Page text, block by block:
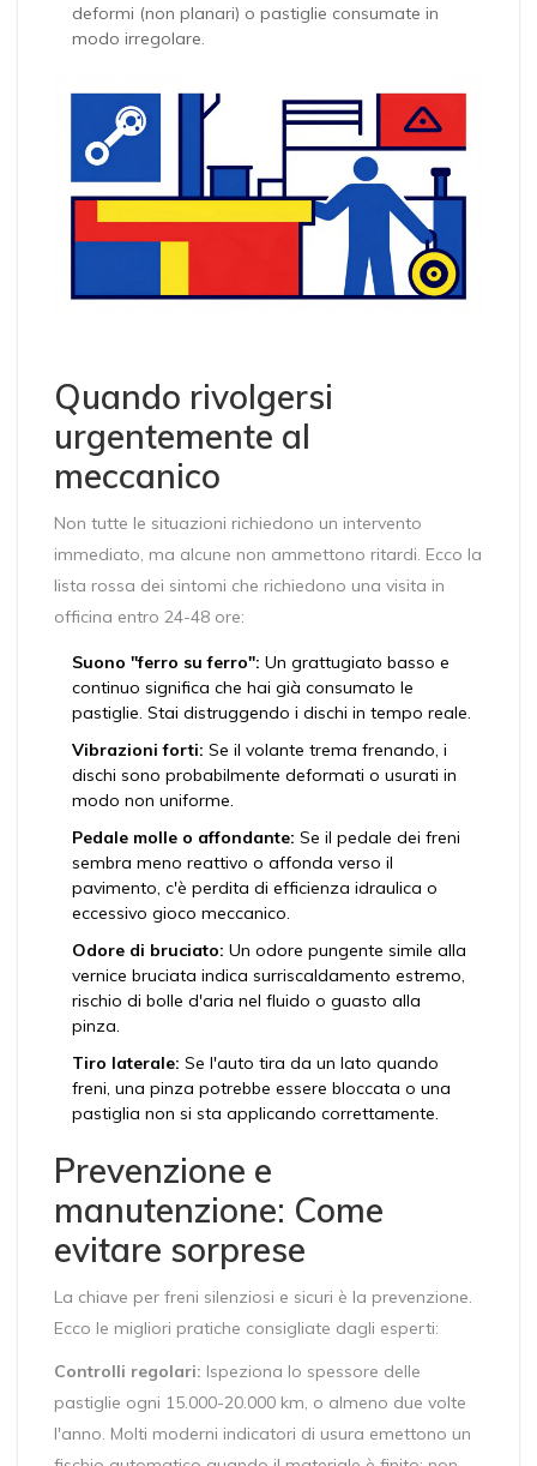
deformi (non planari) o pastiglie consumate in
modo irregolare.
Quando rivolgersi
urgentemente al
meccanico
Non tutte le situazioni richiedono un intervento
immediato, ma alcune non ammettono ritardi. Ecco la
lista rossa dei sintomi che richiedono una visita in
officina entro 24-48 ore:
Suono "ferro su ferro": Un grattugiato basso e
continuo significa che hai già consumato le
pastiglie. Stai distruggendo i dischi in tempo reale.
Vibrazioni forti: Se il volante trema frenando, i
dischi sono probabilmente deformati o usurati in
modo non uniforme.
Pedale molle o affondante: Se il pedale dei freni
sembra meno reattivo o affonda verso il
pavimento, c'è perdita di efficienza idraulica o
eccessivo gioco meccanico.
Odore di bruciato: Un odore pungente simile alla
vernice bruciata indica surriscaldamento estremo,
rischio di bolle d'aria nel fluido o guasto alla
pinza.
Tiro laterale: Se l'auto tira da un lato quando
freni, una pinza potrebbe essere bloccata o una
pastiglia non si sta applicando correttamente.
Prevenzione e
manutenzione: Come
evitare sorprese
La chiave per freni silenziosi e sicuri è la prevenzione.
Ecco le migliori pratiche consigliate dagli esperti:
Controlli regolari: Ispeziona lo spessore delle
pastiglie ogni 15.000-20.000 km, o almeno due volte
l'anno. Molti moderni indicatori di usura emettono un